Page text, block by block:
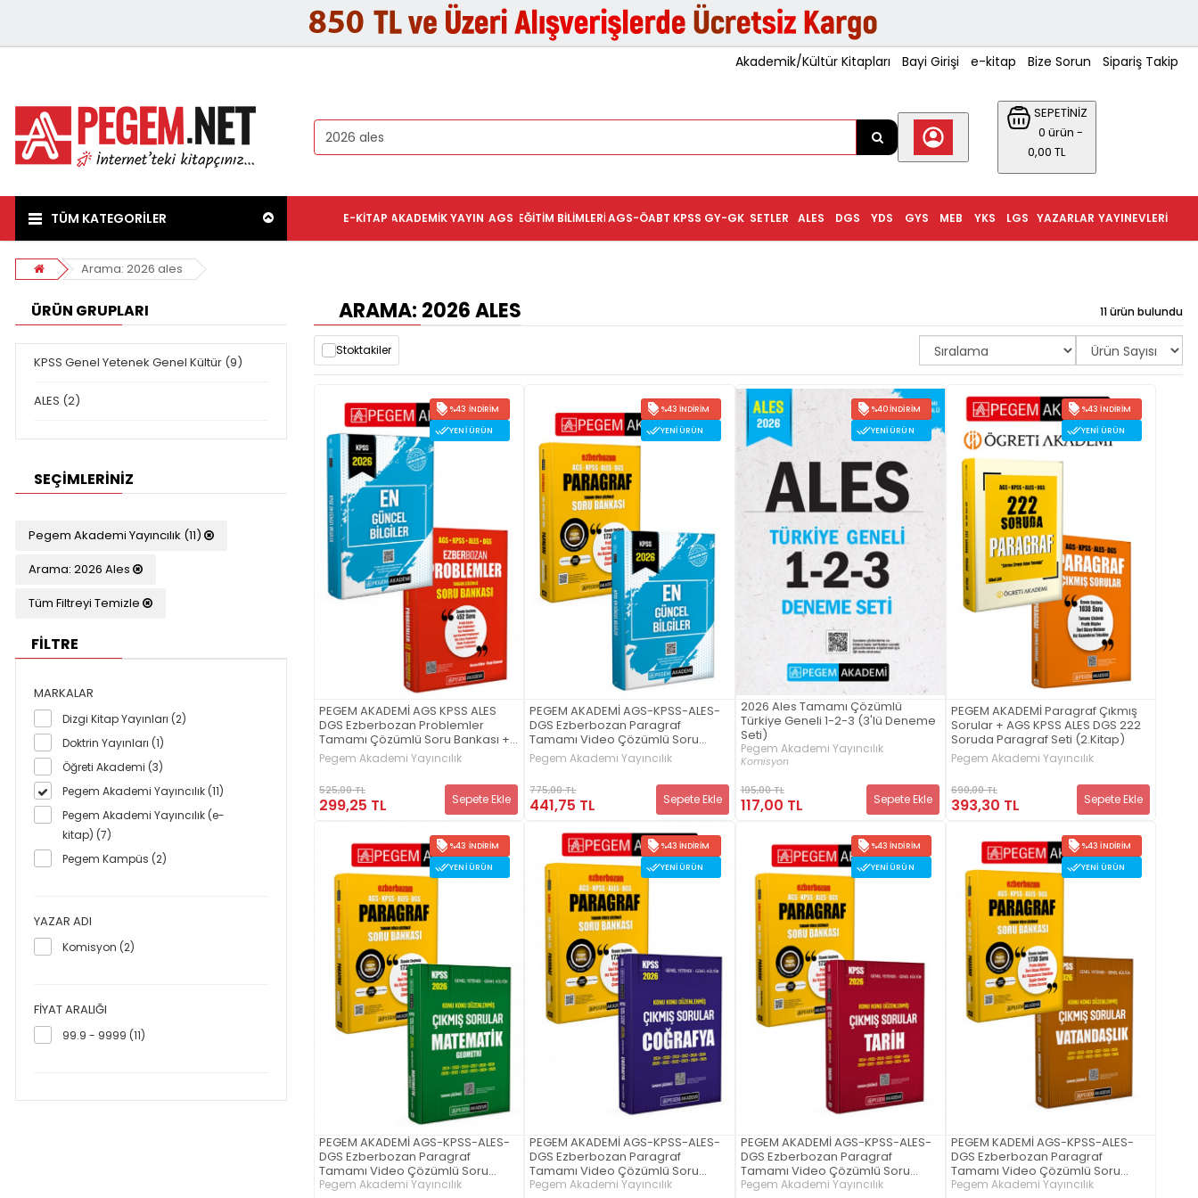
Akademik/Kültür Kitapları Bayi Girişi e-kitap Bize Sorun Sipariş Takip
SEPETİNİZ
0 ürün -
0,00 TL
TÜM KATEGORİLER YAYINEVLERI
YAZARLAR
LGS
YKS
MEB
GYS
YDS
DGS
ALES
SETLER
KPSS GY-GK
AGS-ÖABT
EĞITIM BILIMLERI
AGS
AKADEMIK YAYIN
E-KITAP
Arama: 2026 ales
ÜRÜN GRUPLARI
KPSS Genel Yetenek Genel Kültür (9)
ALES (2)
SEÇIMLERINIZ
Pegem Akademi Yayıncılık (11)
Arama: 2026 Ales
Tüm Filtreyi Temizle
FİLTRE
MARKALAR
Dizgi Kitap Yayınları (2)
Doktrin Yayınları (1)
Öğreti Akademi (3)
Pegem Akademi Yayıncılık (11)
Pegem Akademi Yayıncılık (e-
kitap) (7)
Pegem Kampüs (2)
YAZAR ADI
Komisyon (2)
FIYAT ARALIĞI
99.9 - 9999 (11)
ARAMA: 2026 ALES 11 ürün bulundu
Stoktakiler
%43 İNDIRIM
YENI ÜRÜN
PEGEM AKADEMİ AGS KPSS ALES
DGS Ezberbozan Problemler
Tamamı Çözümlü Soru Bankası +
2026 KPSS En Güncel Bilgiler Seti
(2.Kitap)
Pegem Akademi Yayıncılık
525,00 TL
299,25 TL Sepete Ekle
%43 İNDIRIM
YENI ÜRÜN
PEGEM AKADEMİ AGS-KPSS-ALES-
DGS Ezberbozan Paragraf
Tamamı Video Çözümlü Soru
Bankası + 2026 KPSS En Güncel
Bilgiler Seti (2.Kitap)
Pegem Akademi Yayıncılık
775,00 TL
441,75 TL Sepete Ekle
%40 İNDIRIM
YENI ÜRÜN
2026 Ales Tamamı Çözümlü
Türkiye Geneli 1-2-3 (3'lü Deneme
Seti)
Pegem Akademi Yayıncılık
Komisyon
195,00 TL
117,00 TL Sepete Ekle
%43 İNDIRIM
YENI ÜRÜN
PEGEM AKADEMİ Paragraf Çıkmış
Sorular + AGS KPSS ALES DGS 222
Soruda Paragraf Seti (2.Kitap)
Pegem Akademi Yayıncılık
690,00 TL
393,30 TL Sepete Ekle
%43 İNDIRIM
YENI ÜRÜN
PEGEM AKADEMİ AGS-KPSS-ALES-
DGS Ezberbozan Paragraf
Tamamı Video Çözümlü Soru
Bankası + 2026 KPSS Genel
Pegem Akademi Yayıncılık
%43 İNDIRIM
YENI ÜRÜN
PEGEM AKADEMİ AGS-KPSS-ALES-
DGS Ezberbozan Paragraf
Tamamı Video Çözümlü Soru
Bankası + 2026 KPSS Genel
Pegem Akademi Yayıncılık
%43 İNDIRIM
YENI ÜRÜN
PEGEM AKADEMİ AGS-KPSS-ALES-
DGS Ezberbozan Paragraf
Tamamı Video Çözümlü Soru
Bankası + 2026 KPSS Genel
Pegem Akademi Yayıncılık
%43 İNDIRIM
YENI ÜRÜN
PEGEM KADEMİ AGS-KPSS-ALES-
DGS Ezberbozan Paragraf
Tamamı Video Çözümlü Soru
Bankası + 2026 KPSS Genel
Pegem Akademi Yayıncılık